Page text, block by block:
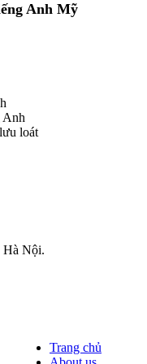
Anh Mỹ
Anh
loát
Hà Nội.
Trang chủ